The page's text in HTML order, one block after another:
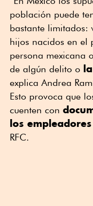
población puede
bastante limitados:
hijos nacidos en el
persona mexicana
de algún delito o
explica Andrea
Esto provoca que
cuenten con
los
RFC.